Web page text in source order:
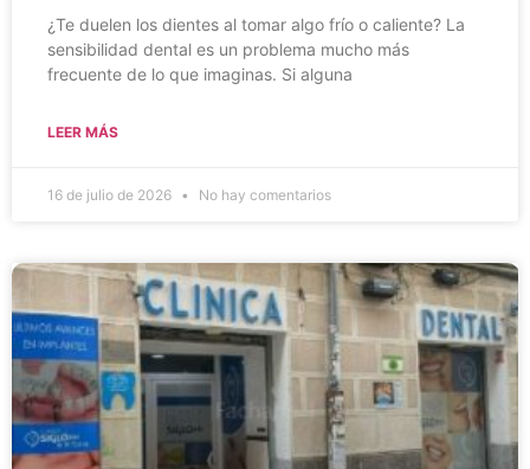
¿Te duelen los dientes al tomar algo frío o caliente? La
sensibilidad dental es un problema mucho más
frecuente de lo que imaginas. Si alguna
LEER MÁS
16 de julio de 2026 No hay comentarios